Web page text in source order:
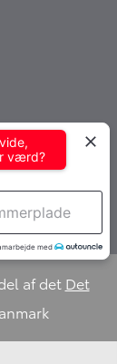
af det Det
værd?
med